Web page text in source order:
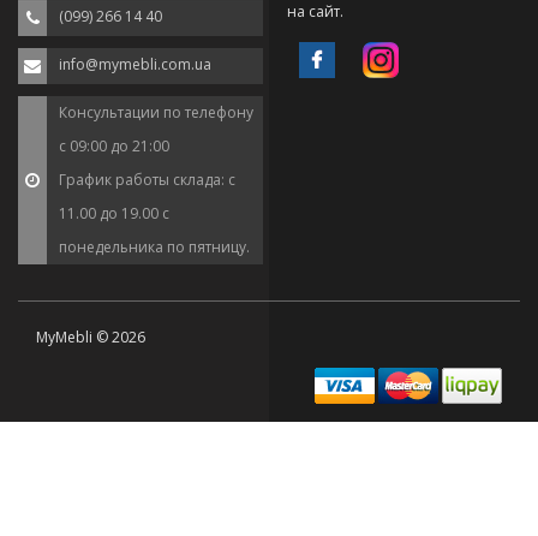
(099) 266 14 40
info@mymebli.com.ua
Консультации по телефону
с 09:00 до 21:00
График работы склада: с
11.00 до 19.00 с
понедельника по пятницу.
на сайт.
MyMebli © 2026